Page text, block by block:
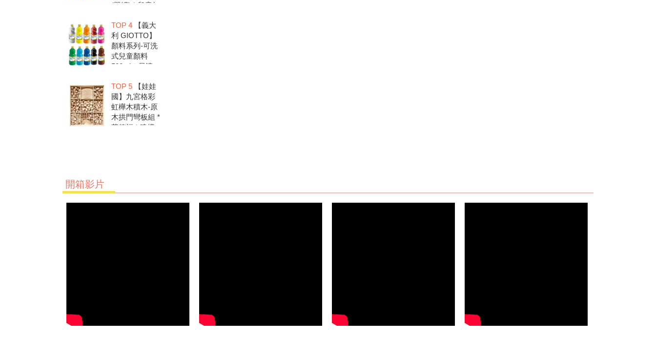
(單罐) * 兒童無
安全好放心，
彩繪DIY超有趣
TOP 4【義大
利 GIOTTO】
顏料系列-可洗
式兒童顏料
500ml＊易清
童美勞.親子部
落客推薦
TOP 5【娃娃
國】九宮格彩
虹櫸木積木-原
木拱門彎板組 *
華德福 * 建構
開箱影片